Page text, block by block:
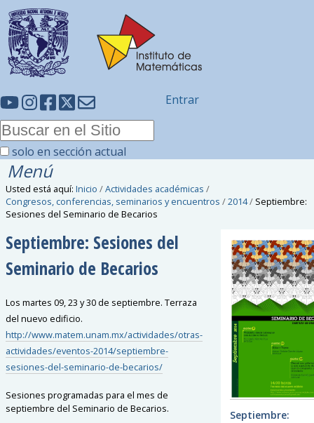
solo en sección actual
Entrar
Menú
Usted está aquí: Inicio /Actividades académicas /
Congresos, conferencias, seminarios y encuentros /2014/ Septiembre:
Sesiones del Seminario de Becarios
Septiembre: Sesiones del
Seminario de Becarios
Los martes 09, 23 y 30 de septiembre. Terraza
del nuevo edificio.
http://www.matem.unam.mx/actividades/otras-
actividades/eventos-2014/septiembre-
sesiones-del-seminario-de-becarios/
Sesiones programadas para el mes de
septiembre del Seminario de Becarios.
Septiembre: